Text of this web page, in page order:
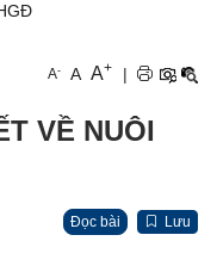
A- A A+ |
VỀ NUÔI
Đọc bài Lưu